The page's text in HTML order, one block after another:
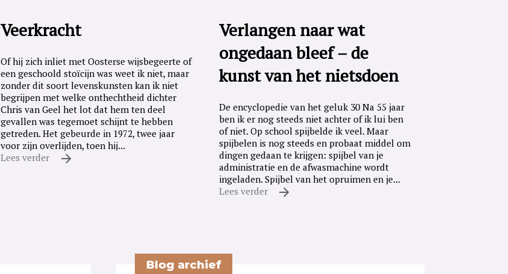
Veerkracht
Of hij zich inliet met Oosterse wijsbegeerte of
een geschoold stoïcijn was weet ik niet, maar
zonder dit soort levenskunsten kan ik niet
begrijpen met welke onthechtheid dichter
Chris van Geel het lot dat hem ten deel
gevallen was tegemoet schijnt te hebben
getreden. Het gebeurde in 1972, twee jaar
voor zijn overlijden, toen hij...
Lees verder
Verlangen naar wat
ongedaan bleef – de
kunst van het nietsdoen
De encyclopedie van het geluk 30 Na 55 jaar
ben ik er nog steeds niet achter of ik lui ben
of niet. Op school spijbelde ik veel. Maar
spijbelen is nog steeds en probaat middel om
dingen gedaan te krijgen: spijbel van je
administratie en de afwasmachine wordt
ingeladen. Spijbel van het opruimen en je...
Lees verder
Blog archief